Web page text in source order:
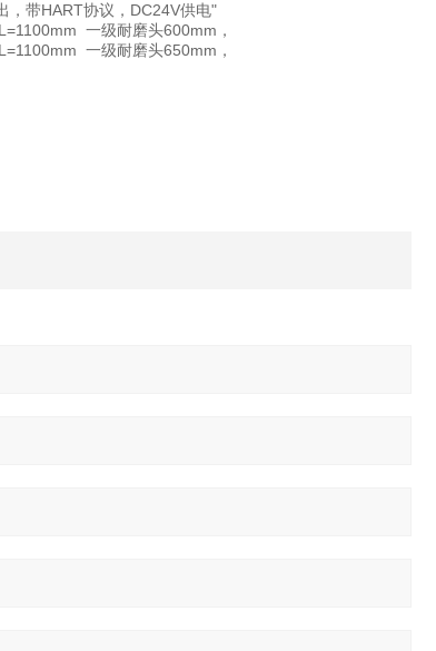
，带HART协议，DC24V供电"
一级耐磨头600mm，
一级耐磨头650mm，